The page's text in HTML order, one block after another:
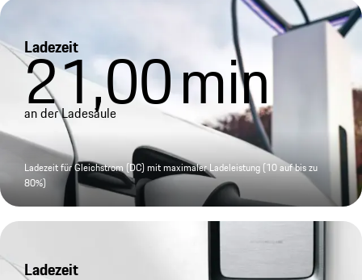
Ladezeit
21,00min
an der Ladesäule
Ladezeit für Gleichstrom (DC) mit maximaler Ladeleistung (10 auf bis zu
80%)
Ladezeit